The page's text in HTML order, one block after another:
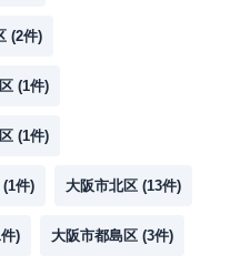
(2件)
(1件)
(1件)
(1件) 大阪市北区 (13件)
件) 大阪市都島区 (3件)